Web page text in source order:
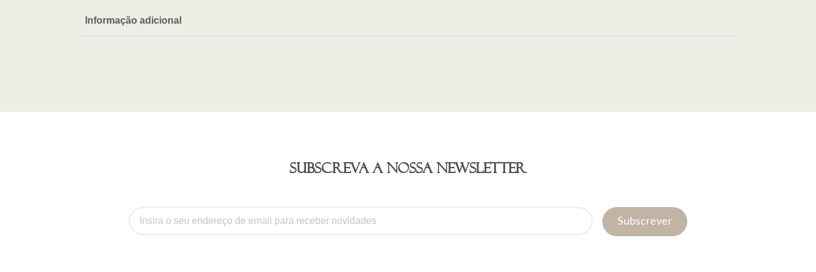
Informação adicional
Subscreva a nossa newsletter
Subscrever